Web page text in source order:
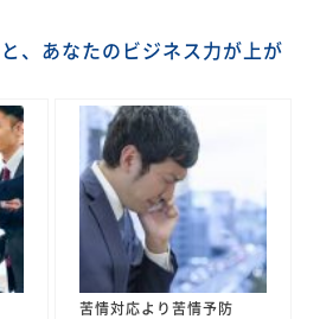
、あなたのビジネス力が上が
苦情対応より苦情予防